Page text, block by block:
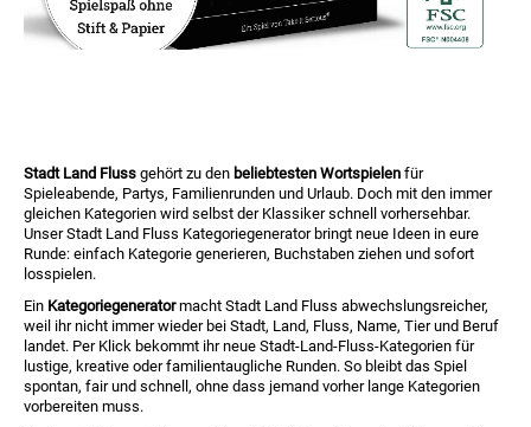
Stadt Land Fluss gehört zu den beliebtesten Wortspielen für
Spieleabende, Partys, Familienrunden und Urlaub. Doch mit den immer
gleichen Kategorien wird selbst der Klassiker schnell vorhersehbar.
Unser Stadt Land Fluss Kategoriegenerator bringt neue Ideen in eure
Runde: einfach Kategorie generieren, Buchstaben ziehen und sofort
losspielen.
Ein Kategoriegeneratormacht Stadt Land Fluss abwechslungsreicher,
weil ihr nicht immer wieder bei Stadt, Land, Fluss, Name, Tier und Beruf
landet. Per Klick bekommt ihr neue Stadt-Land-Fluss-Kategorien für
lustige, kreative oder familientaugliche Runden. So bleibt das Spiel
spontan, fair und schnell, ohne dass jemand vorher lange Kategorien
vorbereiten muss.